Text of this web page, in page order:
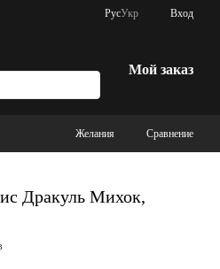
РусУкр Вход
Мой заказ
Желания Сравнение
Дракуль Михок,